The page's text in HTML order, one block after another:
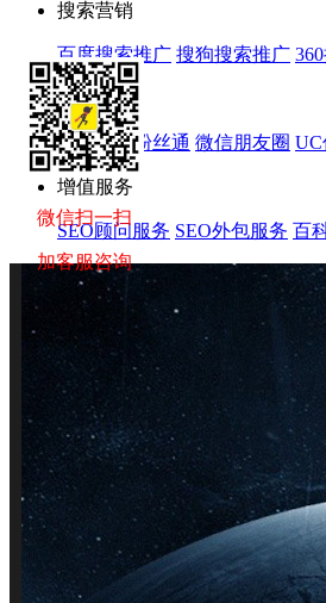
搜索营销
百度搜索推广 搜狗搜索推广
效果营销
新浪微博粉丝通 微信朋友圈
增值服务
SEO顾问服务 SEO外包服务 百
微信扫一扫
加客服咨询